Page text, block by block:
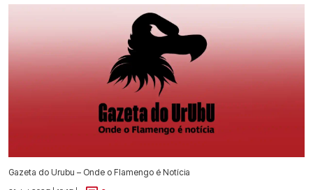
Gazeta do Urubu – Onde o Flamengo é Notícia